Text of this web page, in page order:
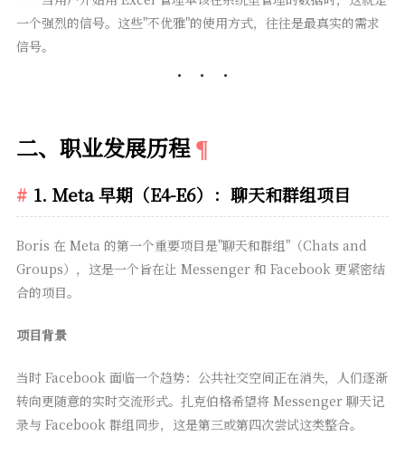
一个强烈的信号。这些"不优雅"的使用方式，往往是最真实的需求
信号。
二、职业发展历程
1. Meta 早期（E4-E6）：聊天和群组项目
Boris 在 Meta 的第一个重要项目是"聊天和群组"（Chats and
Groups），这是一个旨在让 Messenger 和 Facebook 更紧密结
合的项目。
项目背景
当时 Facebook 面临一个趋势：公共社交空间正在消失，人们逐渐
转向更随意的实时交流形式。扎克伯格希望将 Messenger 聊天记
录与 Facebook 群组同步，这是第三或第四次尝试这类整合。